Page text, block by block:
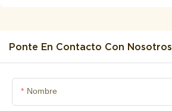
Ponte En Contacto Con Nosotros
Nombre